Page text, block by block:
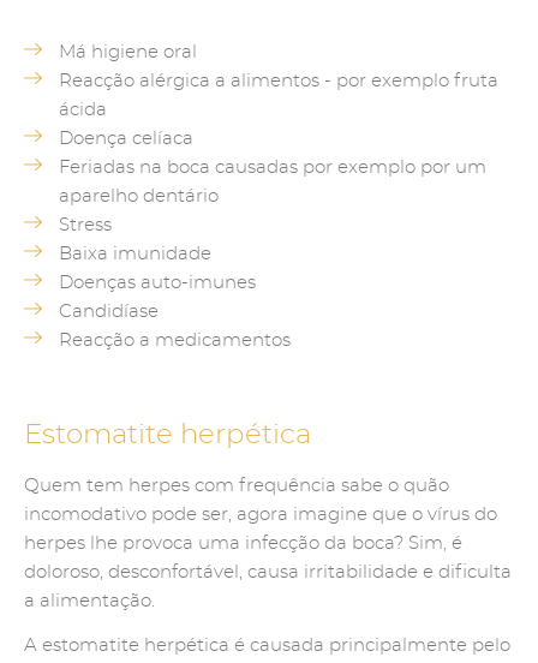
Má higiene oral
Reacção alérgica a alimentos - por exemplo fruta
ácida
Doença celíaca
Feriadas na boca causadas por exemplo por um
aparelho dentário
Stress
Baixa imunidade
Doenças auto-imunes
Candidíase
Reacção a medicamentos
Estomatite herpética
Quem tem herpes com frequência sabe o quão
incomodativo pode ser, agora imagine que o vírus do
herpes lhe provoca uma infecção da boca? Sim, é
doloroso, desconfortável, causa irritabilidade e dificulta
a alimentação.
A estomatite herpética é causada principalmente pelo